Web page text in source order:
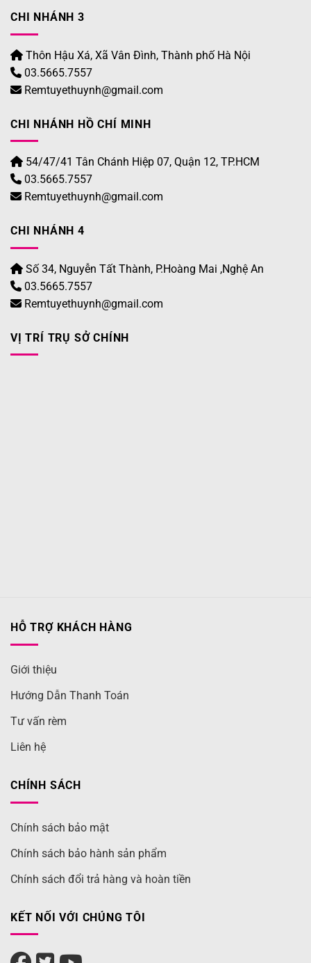
CHI NHÁNH 3
Thôn Hậu Xá, Xã Vân Đình, Thành phố Hà Nội
03.5665.7557
Remtuyethuynh@gmail.com
CHI NHÁNH HỒ CHÍ MINH
54/47/41 Tân Chánh Hiệp 07, Quận 12, TP.HCM
03.5665.7557
Remtuyethuynh@gmail.com
CHI NHÁNH 4
Số 34, Nguyễn Tất Thành, P.Hoàng Mai ,Nghệ An
03.5665.7557
Remtuyethuynh@gmail.com
VỊ TRÍ TRỤ SỞ CHÍNH
HỖ TRỢ KHÁCH HÀNG
Giới thiệu
Hướng Dẫn Thanh Toán
Tư vấn rèm
Liên hệ
CHÍNH SÁCH
Chính sách bảo mật
Chính sách bảo hành sản phẩm
Chính sách đổi trả hàng và hoàn tiền
KẾT NỐI VỚI CHÚNG TÔI